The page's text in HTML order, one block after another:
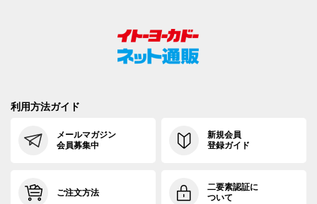
利用方法ガイド
メールマガジン
会員募集中
新規会員
登録ガイド
ご注文方法
二要素認証に
ついて